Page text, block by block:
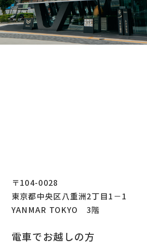
〒104-0028
東京都中央区八重洲2丁目1－1
YANMAR TOKYO 3階
電車でお越しの方